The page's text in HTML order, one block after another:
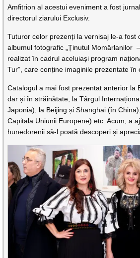
Amfitrion al acestui eveniment a fost
directorul ziarului Exclusiv.
Tuturor celor prezenți la vernisaj le-a fost
albumul fotografic „Ținutul Momârlanilor
realizat în cadrul aceluiași program
Tur”, care conține imaginile prezentate în
Catalogul a mai fost prezentat anterior la
dar și în străinătate, la Târgul
Japonia), la Beijing și Shanghai (în
Capitala Uniunii Europene) etc. Acum, a
hunedorenii să-l poată descoperi și